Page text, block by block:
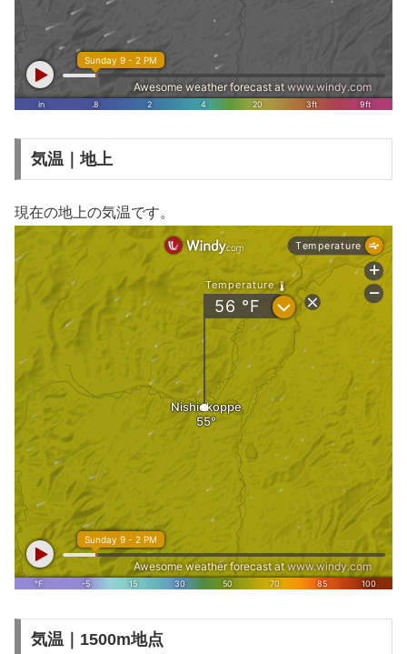
気温｜地上
現在の地上の気温です。
気温｜1500m地点